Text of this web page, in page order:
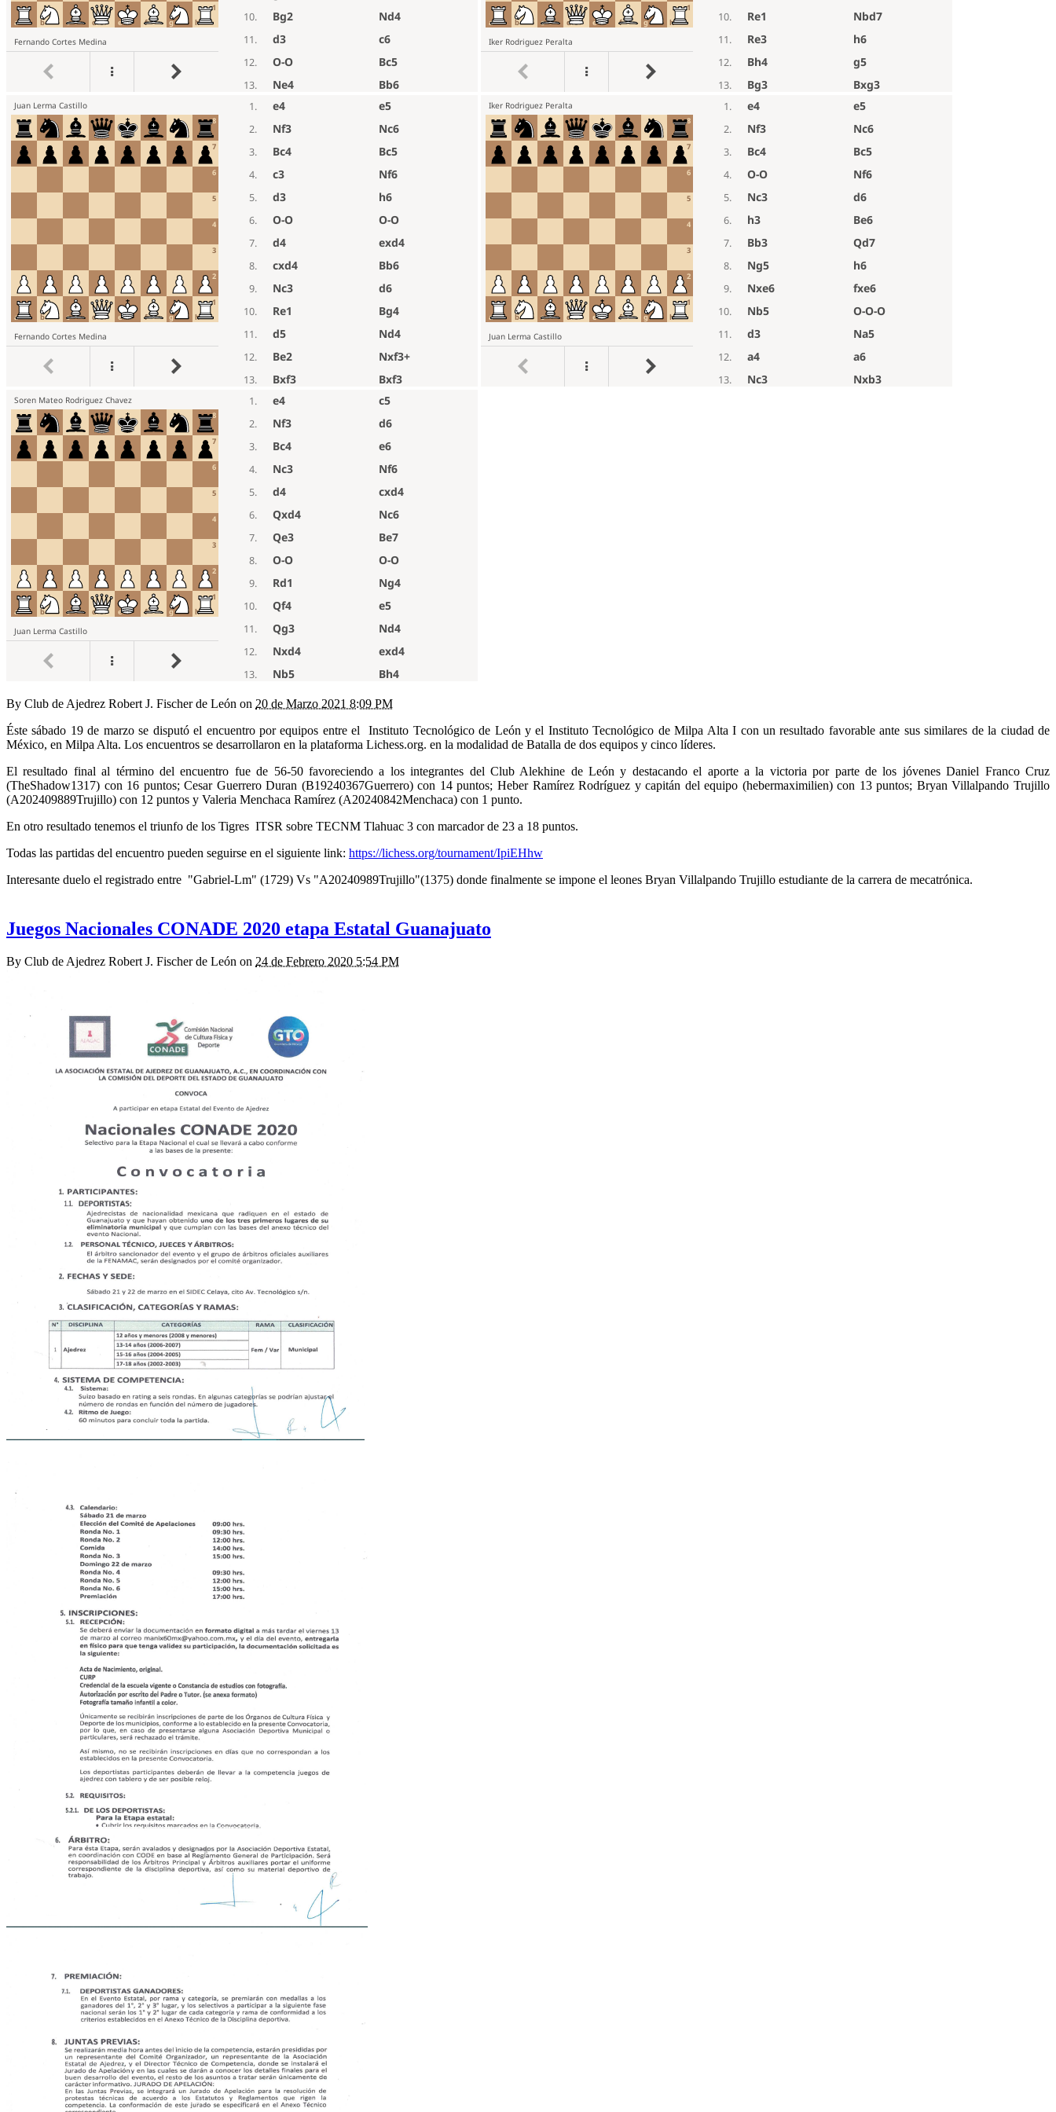
By Club de Ajedrez Robert J. Fischer de León on 20 de Marzo 2021 8:09 PM
Éste sábado 19 de marzo se disputó el encuentro por equipos entre el
Instituto Tecnológico de León y el Instituto Tecnológico de Milpa Alta I con un resultado favorable ante sus similares de la ciudad de
México, en Milpa Alta. Los encuentros se desarrollaron en la plataforma Lichess.org. en la modalidad de Batalla de dos equipos y cinco líderes.
El resultado final al término del encuentro fue de 56-50 favoreciendo a los integrantes del Club Alekhine de León y destacando el aporte a la victoria por parte de los jóvenes Daniel Franco Cruz
(TheShadow1317) con 16 puntos; Cesar Guerrero Duran (B19240367Guerrero) con 14 puntos; Heber Ramírez Rodríguez y capitán del equipo (hebermaximilien) con 13 puntos; Bryan Villalpando Trujillo
(A202409889Trujillo) con 12 puntos y Valeria Menchaca Ramírez (A20240842Menchaca) con 1 punto.
En otro resultado tenemos el triunfo de los Tigres ITSR sobre TECNM Tlahuac 3 con marcador de 23 a 18 puntos.
Todas las partidas del encuentro pueden seguirse en el siguiente link: https://lichess.org/tournament/IpiEHhw
Interesante duelo el registrado entre "Gabriel-Lm" (1729) Vs "A20240989Trujillo"(1375) donde finalmente se impone el leones Bryan Villalpando Trujillo estudiante de la carrera de mecatrónica.
Juegos Nacionales CONADE 2020 etapa Estatal Guanajuato
By Club de Ajedrez Robert J. Fischer de León on 24 de Febrero 2020 5:54 PM